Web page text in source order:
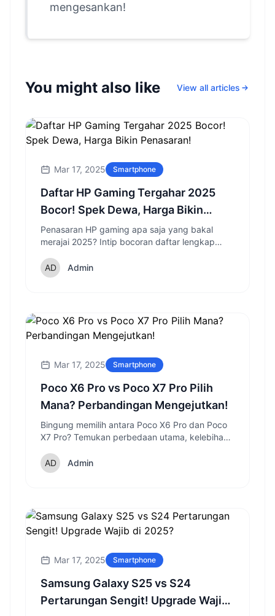
mengesankan!
You might also like View all articles
Mar 17, 2025 Smartphone
Daftar HP Gaming Tergahar 2025
Bocor! Spek Dewa, Harga Bikin
Penasaran!
Penasaran HP gaming apa saja yang bakal
merajai 2025? Intip bocoran daftar lengkap
siap memanjakan gamer!
Admin
Mar 17, 2025 Smartphone
Poco X6 Pro vs Poco X7 Pro Pilih
Mana? Perbandingan Mengejutkan!
Bingung memilih antara Poco X6 Pro dan Poco
X7 Pro? Temukan perbedaan utama, kelebihan,
memutuskan di 2025.
Admin
Mar 17, 2025 Smartphone
Samsung Galaxy S25 vs S24
Pertarungan Sengit! Upgrade Wajib